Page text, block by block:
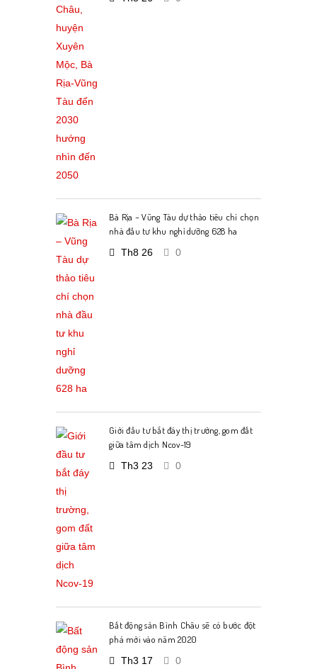
Bà Rịa – Vũng Tàu dự thảo tiêu chí chọn
nhà đầu tư khu nghỉ dưỡng 628 ha
Th8 26
0
Giới đầu tư bắt đáy thị trường, gom đất
giữa tâm dịch Ncov-19
Th3 23
0
Bất động sản Bình Châu sẽ có bước đột
phá mới vào năm 2020
Th3 17
0